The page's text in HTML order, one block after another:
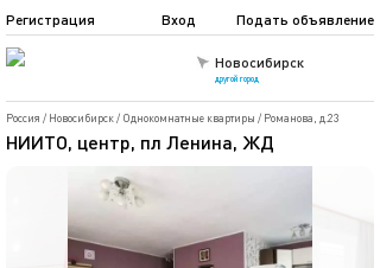
Новосибирск
другой город
Подать объявление
Регистрация Вход
Россия / Новосибирск/ Однокомнатные квартиры / Романова, д.23
НИИТО, центр, пл Ленина, ЖД